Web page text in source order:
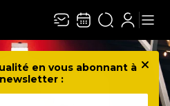
en vous abonnant à
: